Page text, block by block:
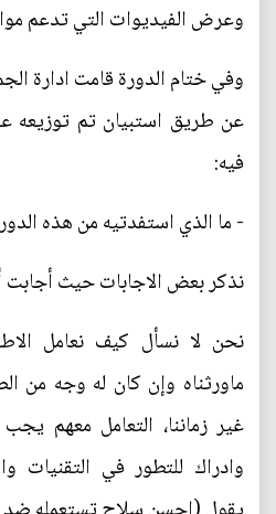
وعرض الفيديوات التي تدعم
وفي ختام الدورة قامت ادارة
عن طريق استبيان تم توزيعه
فيه:
- ما الذي استفدتيه من هذه
نذكر بعض الاجابات حيث
نحن لا نسأل كيف نعامل
ماورثناه وإن كان له وجه من
غير زماننا، التعامل معهم
وادراك للتطور في التقنيات